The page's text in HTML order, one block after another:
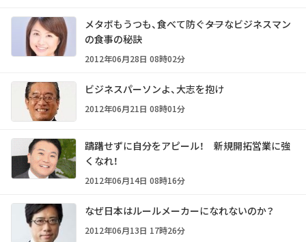
メタボもうつも、食べて防ぐ――タフなビジネスマン
の食事の秘訣
2012年06月28日 08時02分
ビジネスパーソンよ、大志を抱け
2012年06月21日 08時01分
躊躇せずに自分をアピール！ 新規開拓営業に強
くなれ！
2012年06月14日 08時16分
なぜ日本はルールメーカーになれないのか？
2012年06月13日 17時26分